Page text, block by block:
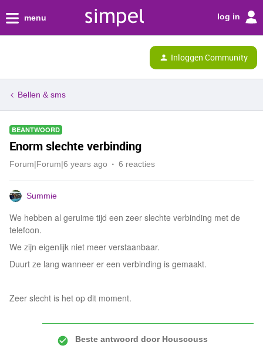
menu log in
Inloggen Community
Bellen & sms
BEANTWOORD
Enorm slechte verbinding
Forum|Forum|6 years ago 6 reacties
Summie
We hebben al geruime tijd een zeer slechte verbinding met de
telefoon.
We zijn eigenlijk niet meer verstaanbaar.
Duurt ze lang wanneer er een verbinding is gemaakt.
Zeer slecht is het op dit moment.
Beste antwoord doorHouscouss